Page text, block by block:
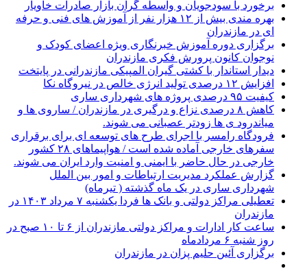
برخورد با سودجویان و واسطه گران بازار صادرات خاویار
بهره مندی بیش از ۱۲ هزار نفر از آموزش های فنی و حرفه
ای در مازندران
برگزاری دوره آموزش خبرنگاری ویژه اعضای کودک و
نوجوان کانون پرورش فکری مازندران
دیدار استاندار با کشتی گیران المپیکی مازندرانی در پایتخت
افزایش ۱۲ درصدی تولید انرژی خالص در نیروگاه نکا
کیفیت ۹۵ درصدی پروژه های شهرداری ساری
کاهش ۸ درصدی نزاع و درگیری در مازندران / ساروی ها و
میاندرود ی ها زودتر عصبانی می شوند.
فرودگاه رامسر با اجرای طرح های توسعه ای برای برقراری
سفرهای خارجی آماده شده است / هواپیماهای ۲۸ کشور
خارجی در حال حاضر با ایمنی و امنیت وارد ایران می شوند.
گزارش عملکرد مدیریت ارتباطات و امور بین الملل
شهرداری ساری در یک ماه گذشته ( تیرماه)
تعطیلی مراکز دولتی و بانک ها فردا یکشنبه ۷ مرداد ۱۴۰۳ در
مازندران
ساعت کار ادارات و مراکز دولتی مازندران از ۶ تا ۱۰ صبح در
روز شنبه ۶ مردادماه
برگزاری آئین حلیم پزان در مازندران